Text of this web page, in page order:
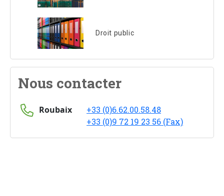
Droit public
Nous contacter
Roubaix
+33 (0)6.62.00.58.48
+33 (0)9 72 19 23 56 (Fax)